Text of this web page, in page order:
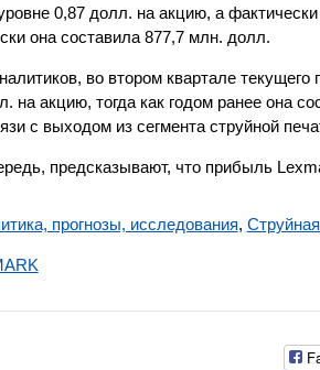
0,87 долл. на акцию, а
она составила 877,7 млн. долл.
во втором квартале
на акцию, тогда как годом ранее она
с выходом из сегмента струйной
предсказывают, что прибыль
прогнозы, исследования,